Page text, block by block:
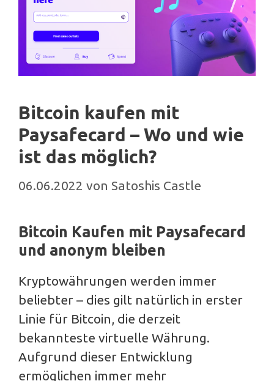
Bitcoin kaufen mit
Paysafecard – Wo und wie
ist das möglich?
06.06.2022 von Satoshis Castle
Bitcoin Kaufen mit Paysafecard
und anonym bleiben
Kryptowährungen werden immer
beliebter – dies gilt natürlich in erster
Linie für Bitcoin, die derzeit
bekannteste virtuelle Währung.
Aufgrund dieser Entwicklung
ermöglichen immer mehr